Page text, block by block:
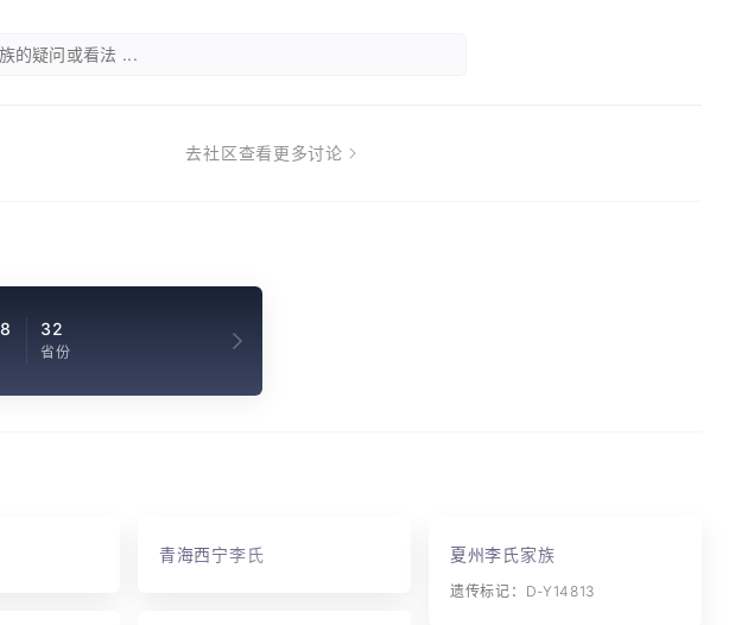
的疑问或看法 ...
去社区查看更多讨论
32
省份
青海西宁李氏 夏州李氏家族
遗传标记：D-Y14813